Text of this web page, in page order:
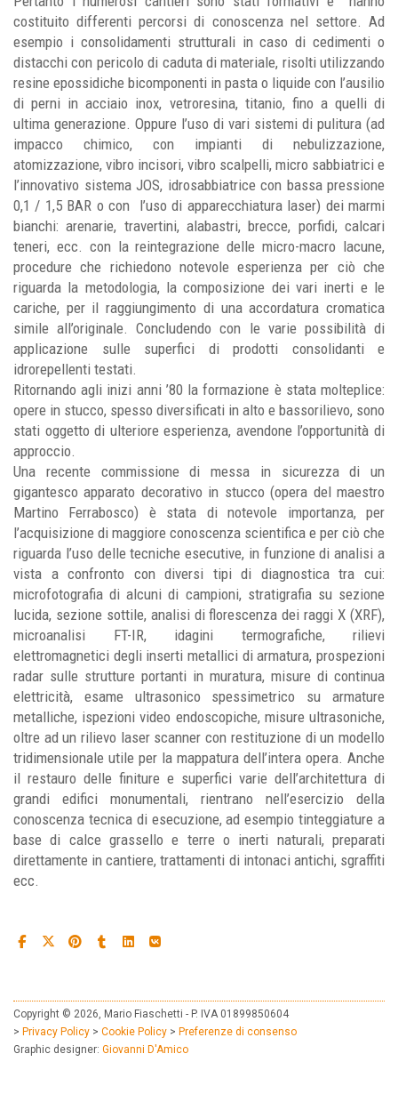
costituito differenti percorsi di conoscenza nel settore. Ad
esempio i consolidamenti strutturali in caso di cedimenti o
distacchi con pericolo di caduta di materiale, risolti utilizzando
resine epossidiche bicomponenti in pasta o liquide con l’ausilio
di perni in acciaio inox, vetroresina, titanio, fino a quelli di
ultima generazione. Oppure l’uso di vari sistemi di pulitura (ad
impacco chimico, con impianti di nebulizzazione,
atomizzazione, vibro incisori, vibro scalpelli, micro sabbiatrici e
l’innovativo sistema JOS, idrosabbiatrice con bassa pressione
0,1 / 1,5 BAR o con
l’uso di apparecchiatura laser) dei marmi
bianchi: arenarie, travertini, alabastri, brecce, porfidi, calcari
teneri, ecc. con la reintegrazione delle micro-macro lacune,
procedure che richiedono notevole esperienza per ciò che
riguarda la metodologia, la composizione dei vari inerti e le
cariche, per il raggiungimento di una accordatura cromatica
simile all’originale. Concludendo con le varie possibilità di
applicazione sulle superfici di prodotti consolidanti e
idrorepellenti testati.
Ritornando agli inizi anni ’80 la formazione è stata molteplice:
opere in stucco, spesso diversificati in alto e bassorilievo, sono
stati oggetto di ulteriore esperienza, avendone l’opportunità di
approccio.
Una recente commissione di messa in sicurezza di un
gigantesco apparato decorativo in stucco (opera del maestro
Martino Ferrabosco) è stata di notevole importanza, per
l’acquisizione di maggiore conoscenza scientifica e per ciò che
riguarda l’uso delle tecniche esecutive, in funzione di analisi a
vista a confronto con diversi tipi di diagnostica tra cui:
microfotografia di alcuni di campioni, stratigrafia su sezione
lucida, sezione sottile, analisi di florescenza dei raggi X (XRF),
microanalisi FT-IR, idagini termografiche, rilievi
elettromagnetici degli inserti metallici di armatura, prospezioni
radar sulle strutture portanti in muratura, misure di continua
elettricità, esame ultrasonico spessimetrico su armature
metalliche, ispezioni video endoscopiche, misure ultrasoniche,
oltre ad un rilievo laser scanner con restituzione di un modello
tridimensionale utile per la mappatura dell’intera opera. Anche
il restauro delle finiture e superfici varie dell’architettura di
grandi edifici monumentali, rientrano nell’esercizio della
conoscenza tecnica di esecuzione, ad esempio tinteggiature a
base di calce grassello e terre o inerti naturali, preparati
direttamente in cantiere, trattamenti di intonaci antichi, sgraffiti
ecc.
Copyright © 2026, Mario Fiaschetti - P. IVA 01899850604
> Privacy Policy > Cookie Policy > Preferenze di consenso
Graphic designer: Giovanni D'Amico